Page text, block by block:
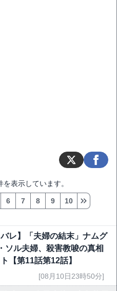
を表示しています。
6 7 8 9 10
バレ】「夫婦の結末」ナムグ
ソル夫婦、殺害教唆の真相
【第11話第12話】
[08月10日23時50分]